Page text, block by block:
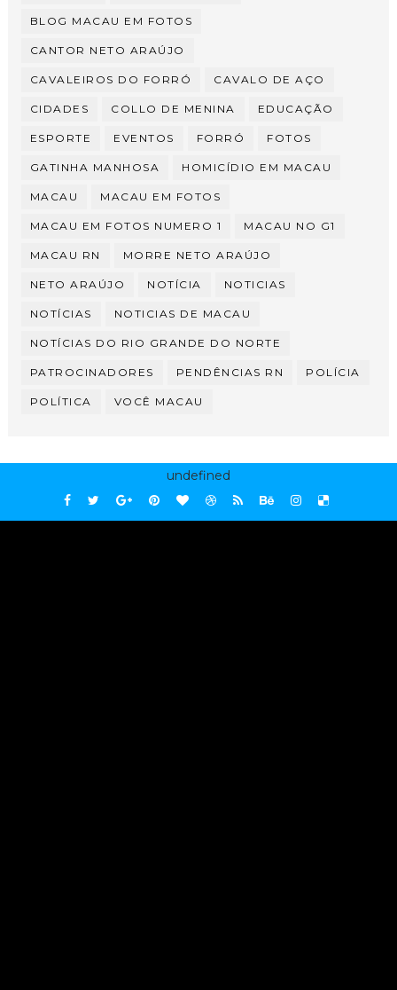
BLOG MACAU EM FOTOS
CANTOR NETO ARAÚJO
CAVALEIROS DO FORRÓ CAVALO DE AÇO
CIDADES COLLO DE MENINA EDUCAÇÃO
ESPORTE EVENTOS FORRÓ FOTOS
GATINHA MANHOSA HOMICÍDIO EM MACAU
MACAU MACAU EM FOTOS
MACAU EM FOTOS NUMERO 1 MACAU NO G1
MACAU RN MORRE NETO ARAÚJO
NETO ARAÚJO NOTÍCIA NOTICIAS
NOTÍCIAS NOTICIAS DE MACAU
NOTÍCIAS DO RIO GRANDE DO NORTE
PATROCINADORES PENDÊNCIAS RN POLÍCIA
POLÍTICA VOCÊ MACAU
undefined